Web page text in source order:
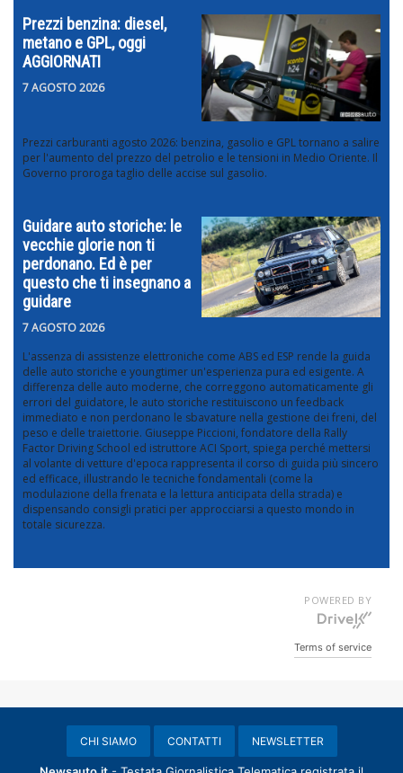
Prezzi benzina: diesel,
metano e GPL, oggi
AGGIORNATI
7 AGOSTO 2026
Prezzi carburanti agosto 2026: benzina, gasolio e GPL tornano a salire
per l'aumento del prezzo del petrolio e le tensioni in Medio Oriente. Il
Governo proroga taglio delle accise sul gasolio.
Guidare auto storiche: le
vecchie glorie non ti
perdonano. Ed è per
questo che ti insegnano a
guidare
7 AGOSTO 2026
L'assenza di assistenze elettroniche come ABS ed ESP rende la guida
delle auto storiche e youngtimer un'esperienza pura ed esigente. A
differenza delle auto moderne, che correggono automaticamente gli
errori del guidatore, le auto storiche restituiscono un feedback
immediato e non perdonano le sbavature nella gestione dei freni, del
peso e delle traiettorie. Giuseppe Piccioni, fondatore della Rally
Factor Driving School ed istruttore ACI Sport, spiega perché mettersi
al volante di vetture d'epoca rappresenta il corso di guida più sincero
ed efficace, illustrando le tecniche fondamentali (come la
modulazione della frenata e la lettura anticipata della strada) e
dispensando consigli pratici per approcciarsi a questo mondo in
totale sicurezza.
POWERED BY
Terms of service
CHI SIAMO CONTATTI NEWSLETTER